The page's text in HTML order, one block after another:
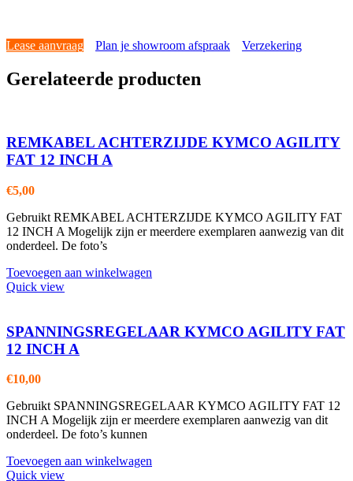
Lease aanvraag Plan je showroom afspraak Verzekering
Gerelateerde producten
REMKABEL ACHTERZIJDE KYMCO AGILITY
FAT 12 INCH A
€5,00
Gebruikt REMKABEL ACHTERZIJDE KYMCO AGILITY FAT
12 INCH A Mogelijk zijn er meerdere exemplaren aanwezig van dit
onderdeel. De foto’s
Toevoegen aan winkelwagen
Quick view
SPANNINGSREGELAAR KYMCO AGILITY FAT
12 INCH A
€10,00
Gebruikt SPANNINGSREGELAAR KYMCO AGILITY FAT 12
INCH A Mogelijk zijn er meerdere exemplaren aanwezig van dit
onderdeel. De foto’s kunnen
Toevoegen aan winkelwagen
Quick view